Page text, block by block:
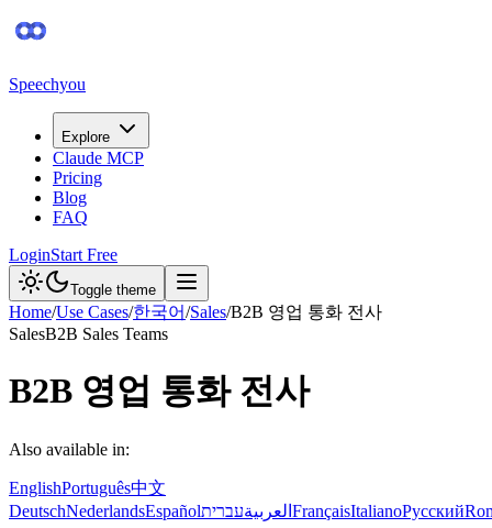
Speechyou
Explore
Claude MCP
Pricing
Blog
FAQ
LoginStart Free
Toggle theme
Home/Use Cases/한국어/Sales/B2B 영업 통화 전사
SalesB2B Sales Teams
B2B 영업 통화 전사
Also available in:
EnglishPortuguês中文
DeutschNederlandsEspañol العربيةעברית FrançaisItalianoРусский